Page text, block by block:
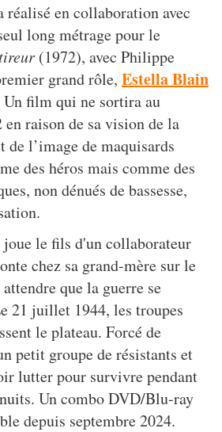
réalisé en collaboration avec
long métrage pour le
(1972), avec Philippe
grand rôle, Estella Blain
Un film qui ne sortira au
en raison de sa vision de la
de l’image de maquisards
des héros mais comme des
non dénués de bassesse,
le fils d'un collaborateur
chez sa grand-mère sur le
que la guerre se
21 juillet 1944, les troupes
le plateau. Forcé de
petit groupe de résistants et
lutter pour survivre pendant
Un combo DVD/Blu-ray
depuis septembre 2024.